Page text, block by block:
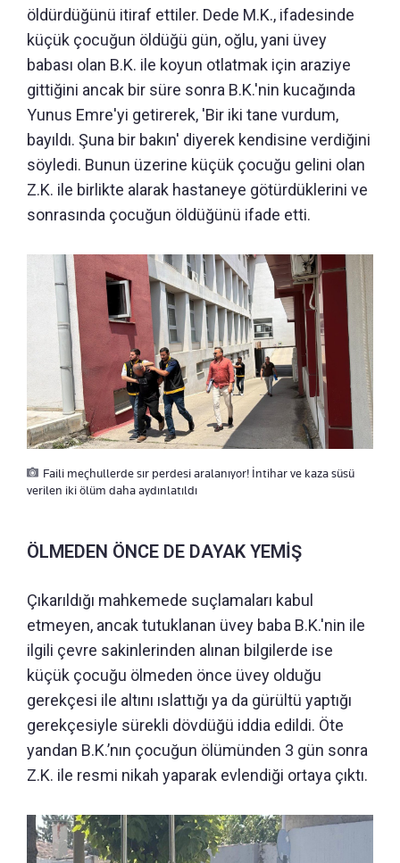
öldürdüğünü itiraf ettiler. Dede M.K., ifadesinde
küçük çocuğun öldüğü gün, oğlu, yani üvey
babası olan B.K. ile koyun otlatmak için araziye
gittiğini ancak bir süre sonra B.K.'nin kucağında
Yunus Emre'yi getirerek, 'Bir iki tane vurdum,
bayıldı. Şuna bir bakın' diyerek kendisine verdiğini
söyledi. Bunun üzerine küçük çocuğu gelini olan
Z.K. ile birlikte alarak hastaneye götürdüklerini ve
sonrasında çocuğun öldüğünü ifade etti.
Faili meçhullerde sır perdesi aralanıyor! İntihar ve kaza süsü
verilen iki ölüm daha aydınlatıldı
ÖLMEDEN ÖNCE DE DAYAK YEMİŞ
Çıkarıldığı mahkemede suçlamaları kabul
etmeyen, ancak tutuklanan üvey baba B.K.'nin ile
ilgili çevre sakinlerinden alınan bilgilerde ise
küçük çocuğu ölmeden önce üvey olduğu
gerekçesi ile altını ıslattığı ya da gürültü yaptığı
gerekçesiyle sürekli dövdüğü iddia edildi. Öte
yandan B.K.’nın çocuğun ölümünden 3 gün sonra
Z.K. ile resmi nikah yaparak evlendiği ortaya çıktı.